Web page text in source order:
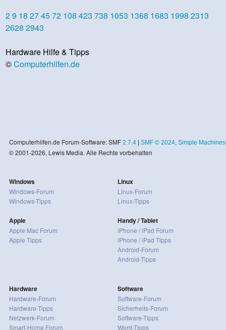
29 18 274572 108 423 738 1053 1368 1683 1998 2313
2628 2943
Hardware Hilfe & Tipps
©Computerhilfen.de
Computerhilfen.de Forum-Software: SMF 2.7.4| SMF © 2024, Simple Machines
© 2001-2026, Lewis Media. Alle Rechte vorbehalten
Windows
Windows-Forum
Windows-Tipps
Apple
Apple Mac Forum
Apple Tipps
Linux
Linux-Forum
Linux-Tipps
Handy / Tablet
iPhone / iPad Forum
iPhone / iPad Tipps
Android-Forum
Android-Tipps
Hardware
Hardware-Forum
Hardware-Tipps
Netzwerk-Forum
Smart-Home Forum
Software
Software-Forum
Sicherheits-Forum
Software-Tipps
Word-Tipps